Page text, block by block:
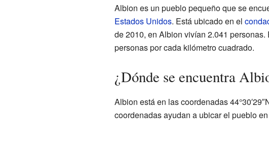
Albion es un pueblo pequeño que se
Estados Unidos. Está ubicado en el
de 2010, en Albion vivían 2.041
personas por cada kilómetro cuadrado.
¿Dónde se encuentra
Albion está en las coordenadas
coordenadas ayudan a ubicar el pueblo